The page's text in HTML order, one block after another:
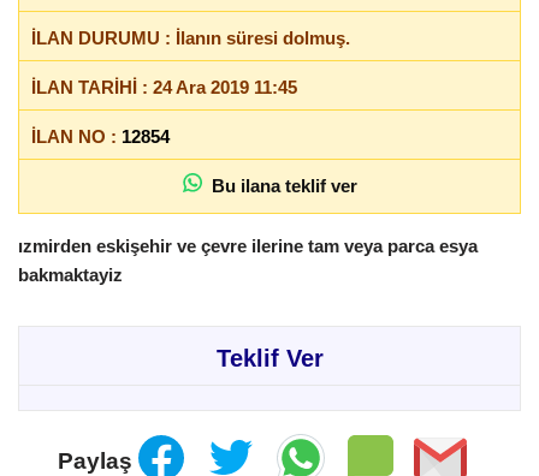
İLAN DURUMU : İlanın süresi dolmuş.
İLAN TARİHİ : 24 Ara 2019 11:45
İLAN NO : 12854
Bu ilana teklif ver
ızmirden eskişehir ve çevre ilerine tam veya parca esya
bakmaktayiz
Teklif Ver
Paylaş